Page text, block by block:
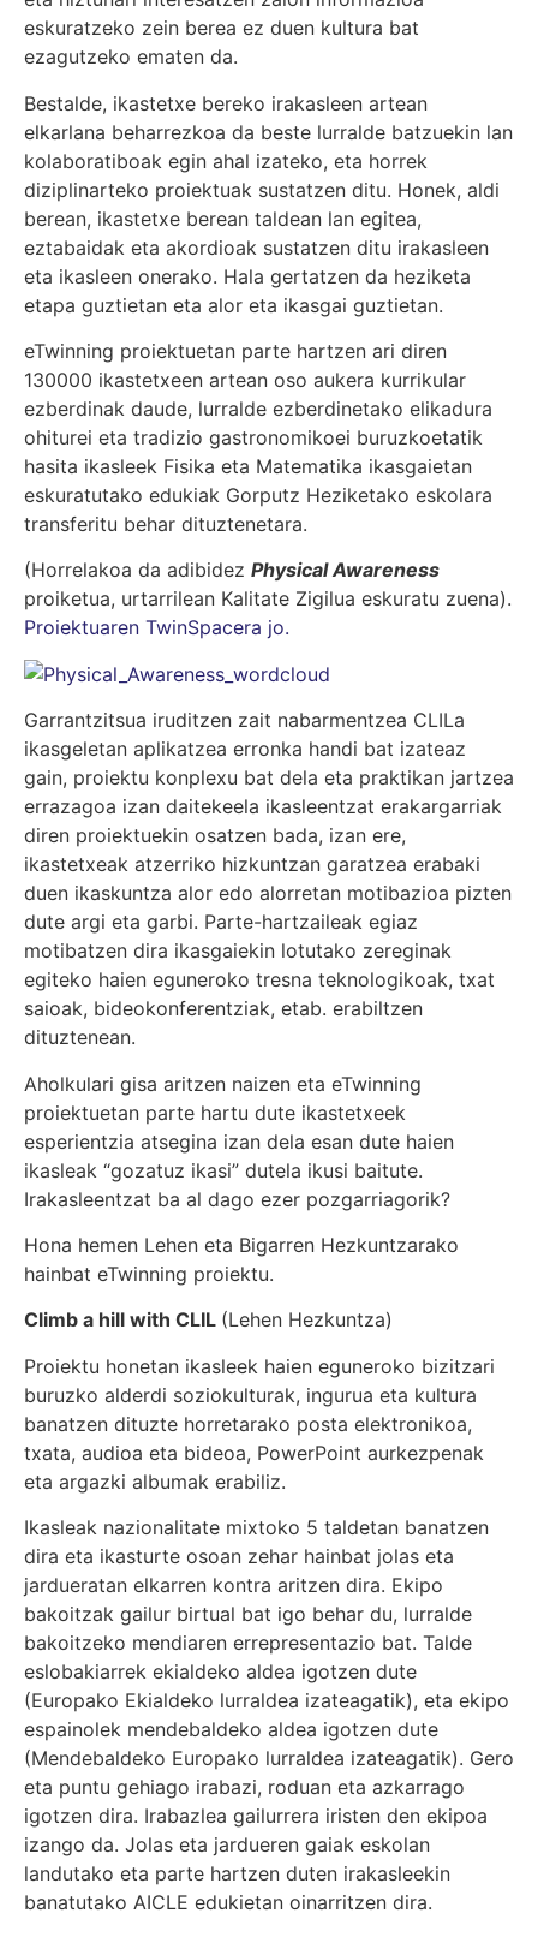
eskuratzeko zein berea ez duen kultura bat
ezagutzeko ematen da.
Bestalde, ikastetxe bereko irakasleen artean
elkarlana beharrezkoa da beste lurralde batzuekin lan
kolaboratiboak egin ahal izateko, eta horrek
diziplinarteko proiektuak sustatzen ditu. Honek, aldi
berean, ikastetxe berean taldean lan egitea,
eztabaidak eta akordioak sustatzen ditu irakasleen
eta ikasleen onerako. Hala gertatzen da heziketa
etapa guztietan eta alor eta ikasgai guztietan.
eTwinning proiektuetan parte hartzen ari diren
130000 ikastetxeen artean oso aukera kurrikular
ezberdinak daude, lurralde ezberdinetako elikadura
ohiturei eta tradizio gastronomikoei buruzkoetatik
hasita ikasleek Fisika eta Matematika ikasgaietan
eskuratutako edukiak Gorputz Heziketako eskolara
transferitu behar dituztenetara.
(Horrelakoa da adibidez Physical Awareness
proiketua, urtarrilean Kalitate Zigilua eskuratu zuena).
Proiektuaren TwinSpacera jo.
Garrantzitsua iruditzen zait nabarmentzea CLILa
ikasgeletan aplikatzea erronka handi bat izateaz
gain, proiektu konplexu bat dela eta praktikan jartzea
errazagoa izan daitekeela ikasleentzat erakargarriak
diren proiektuekin osatzen bada, izan ere,
ikastetxeak atzerriko hizkuntzan garatzea erabaki
duen ikaskuntza alor edo alorretan motibazioa pizten
dute argi eta garbi. Parte-hartzaileak egiaz
motibatzen dira ikasgaiekin lotutako zereginak
egiteko haien eguneroko tresna teknologikoak, txat
saioak, bideokonferentziak, etab. erabiltzen
dituztenean.
Aholkulari gisa aritzen naizen eta eTwinning
proiektuetan parte hartu dute ikastetxeek
esperientzia atsegina izan dela esan dute haien
ikasleak “gozatuz ikasi” dutela ikusi baitute.
Irakasleentzat ba al dago ezer pozgarriagorik?
Hona hemen Lehen eta Bigarren Hezkuntzarako
hainbat eTwinning proiektu.
Climb a hill with CLIL (Lehen Hezkuntza)
Proiektu honetan ikasleek haien eguneroko bizitzari
buruzko alderdi soziokulturak, ingurua eta kultura
banatzen dituzte horretarako posta elektronikoa,
txata, audioa eta bideoa, PowerPoint aurkezpenak
eta argazki albumak erabiliz.
Ikasleak nazionalitate mixtoko 5 taldetan banatzen
dira eta ikasturte osoan zehar hainbat jolas eta
jardueratan elkarren kontra aritzen dira. Ekipo
bakoitzak gailur birtual bat igo behar du, lurralde
bakoitzeko mendiaren errepresentazio bat. Talde
eslobakiarrek ekialdeko aldea igotzen dute
(Europako Ekialdeko lurraldea izateagatik), eta ekipo
espainolek mendebaldeko aldea igotzen dute
(Mendebaldeko Europako lurraldea izateagatik). Gero
eta puntu gehiago irabazi, roduan eta azkarrago
igotzen dira. Irabazlea gailurrera iristen den ekipoa
izango da. Jolas eta jardueren gaiak eskolan
landutako eta parte hartzen duten irakasleekin
banatutako AICLE edukietan oinarritzen dira.